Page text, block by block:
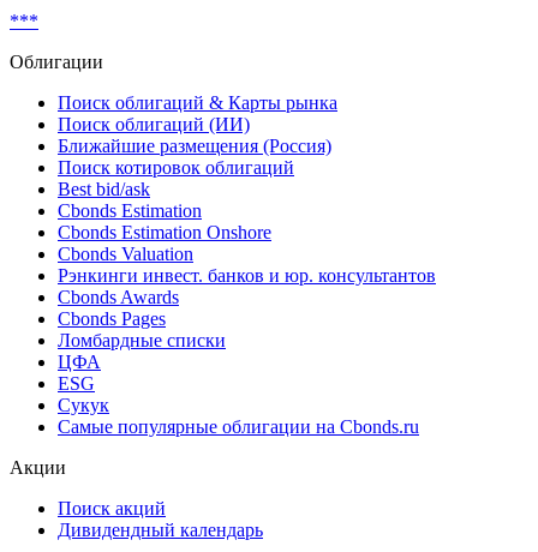
***
Облигации
Поиск облигаций & Карты рынка
Поиск облигаций (ИИ)
Ближайшие размещения (Россия)
Поиск котировок облигаций
Best bid/ask
Cbonds Estimation
Cbonds Estimation Onshore
Cbonds Valuation
Рэнкинги инвест. банков и юр. консультантов
Cbonds Awards
Cbonds Pages
Ломбардные списки
ЦФА
ESG
Сукук
Самые популярные облигации на Cbonds.ru
Акции
Поиск акций
Дивидендный календарь